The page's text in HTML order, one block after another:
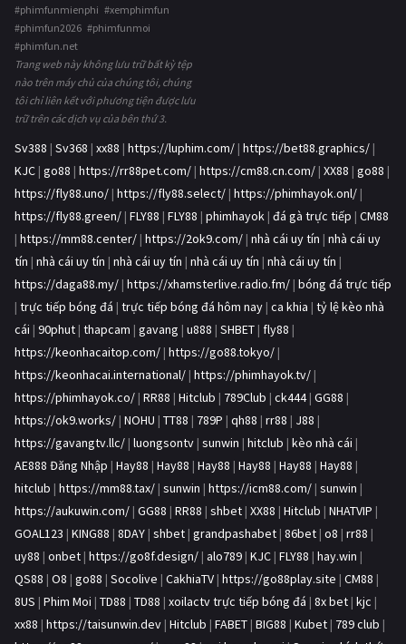
#phimfunmienphi #xemphimfun
#phimfun2026 #phimfunmoi
#phimfun.net
Trang web này không lưu trữ bất kỳ tệp
nào trên máy chủ của chúng tôi, chúng
tôi chỉ liên kết với phương tiện được lưu
trữ trên các dịch vụ của bên thứ 3.
Sv388 | Sv368 | xx88 | https://luphim.com/ | https://bet88.graphics/ |
KJC | go88 | https://rr88pet.com/ | https://cm88.cn.com/ | XX88 | go88 |
https://fly88.uno/ | https://fly88.select/ | https://phimhayok.onl/ |
https://fly88.green/ | FLY88 | FLY88 | phimhayok | đá gà trực tiếp | CM88
| https://mm88.center/ | https://2ok9.com/ | nhà cái uy tín | nhà cái uy
tín | nhà cái uy tín | nhà cái uy tín | nhà cái uy tín | nhà cái uy tín |
https://daga88.my/ | https://xhamsterlive.radio.fm/ | bóng đá trực tiếp
| trực tiếp bóng đá | trực tiếp bóng đá hôm nay | ca khia | tỷ lệ kèo nhà
cái | 90phut | thapcam | gavang | u888 | SHBET | fly88 |
https://keonhacaitop.com/ | https://go88.tokyo/ |
https://keonhacai.international/ | https://phimhayok.tv/ |
https://phimhayok.co/ | RR88 | Hitclub | 789Club | ck444| GG88 |
https://ok9.works/ | NOHU | TT88 | 789P | qh88 | rr88 | J88 |
https://gavangtv.llc/ | luongsontv | sunwin | hitclub | kèo nhà cái |
AE888 Đăng Nhập | Hay88 | Hay88 | Hay88 | Hay88 | Hay88 | Hay88 |
hitclub | https://mm88.tax/ | sunwin | https://icm88.com/ | sunwin |
https://aukuwin.com/ | GG88 | RR88 | shbet | XX88 | Hitclub | NHATVIP |
GOAL123 | KING88 | 8DAY | shbet | grandpashabet | 86bet | o8 | rr88 |
uy88 | onbet | https://go8f.design/ | alo789 | KJC | FLY88 | hay.win |
QS88 | O8 | go88 | Socolive | CakhiaTV | https://go88play.site | CM88 |
8US | Phim Moi | TD88 | TD88 | xoilactv trực tiếp bóng đá | 8x bet | kjc |
xx88 | https://taisunwin.dev | Hitclub | FABET | BIG88 | Kubet | 789 club |